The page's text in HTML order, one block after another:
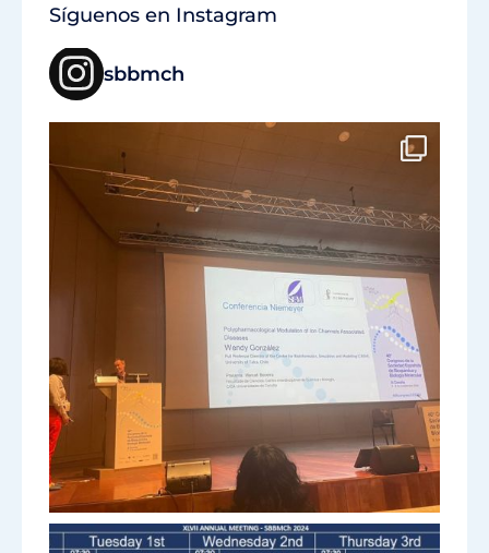
Síguenos en Instagram
sbbmch